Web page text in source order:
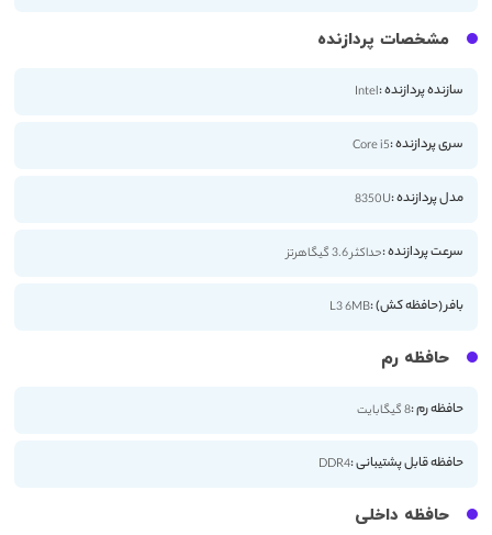
مشخصات پردازنده
سازنده پردازنده :Intel
سری پردازنده :Core i5
مدل پردازنده :8350U
سرعت پردازنده :حداکثر 3.6 گیگاهرتز
بافر (حافظه کش) :L3 6MB
حافظه رم
حافظه رم :8 گیگابایت
حافظه قابل پشتیبانی :DDR4
حافظه داخلی